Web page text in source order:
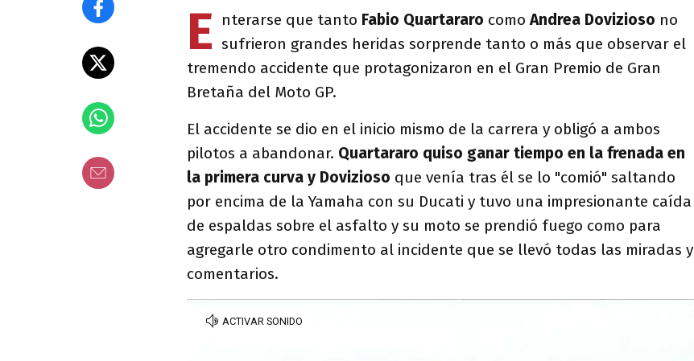
E nterarse que tanto Fabio Quartararo comoAndrea Dovizioso no
sufrieron grandes heridas sorprende tanto o más que observar el
tremendo accidente que protagonizaron en el Gran Premio de Gran
Bretaña del Moto GP.
El accidente se dio en el inicio mismo de la carrera y obligó a ambos
pilotos a abandonar. Quartararo quiso ganar tiempo en la frenada en
la primera curva y Dovizioso que venía tras él se lo "comió" saltando
por encima de la Yamaha con su Ducati y tuvo una impresionante caída
de espaldas sobre el asfalto y su moto se prendió fuego como para
agregarle otro condimento al incidente que se llevó todas las miradas y
comentarios.